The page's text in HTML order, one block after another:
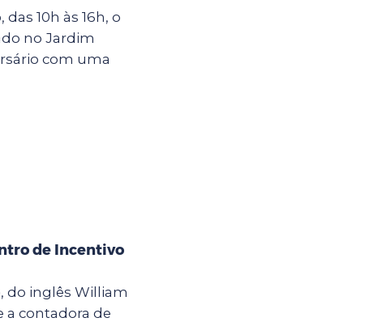
10h às 16h, o
no Jardim
com uma
de Incentivo
do inglês William
a contadora de